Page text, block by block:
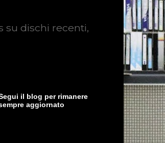
su dischi recenti,
il blog per rimanere
aggiornato